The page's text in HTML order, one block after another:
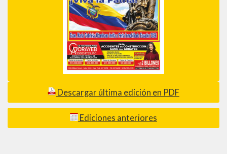
Descargar última edición en PDF
Ediciones anteriores